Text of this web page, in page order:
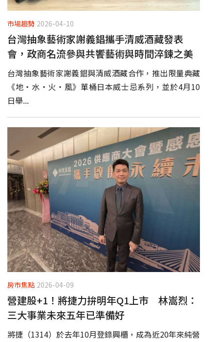
市場趨勢 2026-04-10
台灣抽象藝術家謝義錩攜手清威酒藏發表
會，政商名流參與共饗藝術與時間淬鍊之美
台灣抽象藝術家謝義錩與清威酒藏合作，推出限量典藏
《地・水・火・風》單桶日本威士忌系列，並於4月10
日舉...
房市焦點 2026-04-09
營建股+1！將捷力拚明年Q1上市 林嵩烈：
三大事業未來五年已準備好
將捷（1314）於去年10月登錄興櫃，成為近20年來純營